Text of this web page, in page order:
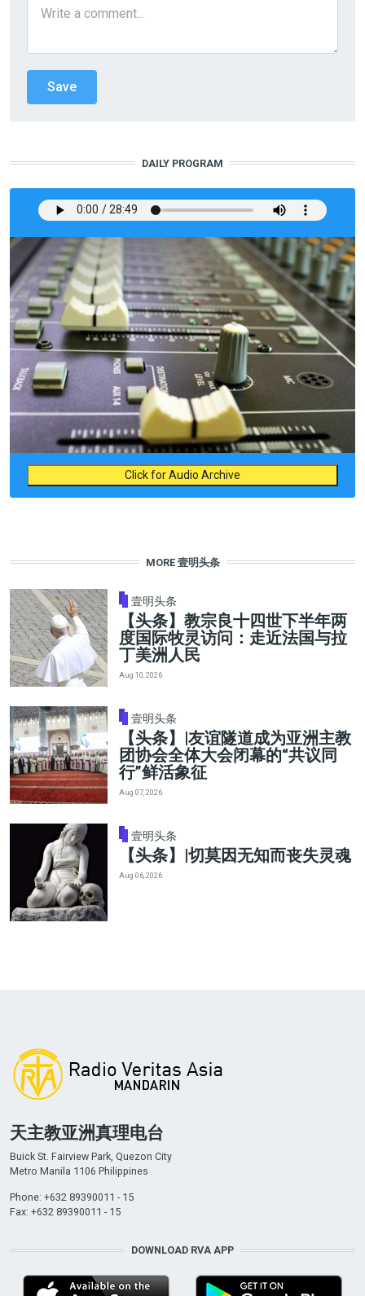
DAILY PROGRAM
Click for Audio Archive
MORE 壹明头条
壹明头条
【头条】教宗良十四世下半年两
度国际牧灵访问：走近法国与拉
丁美洲人民
Aug 10, 2026
壹明头条
【头条】|友谊隧道成为亚洲主教
团协会全体大会闭幕的“共议同
行”鲜活象征
Aug 07, 2026
壹明头条
【头条】|切莫因无知而丧失灵魂
Aug 06, 2026
天主教亚洲真理电台
Buick St. Fairview Park, Quezon City
Metro Manila 1106 Philippines
Phone: +632 89390011 - 15
Fax: +632 89390011 - 15
DOWNLOAD RVA APP